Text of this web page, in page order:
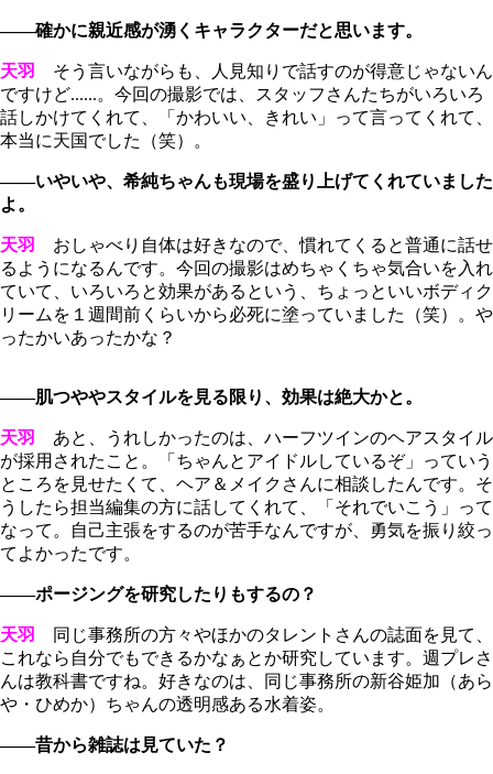
――確かに親近感が湧くキャラクターだと思います。
天羽
そう言いながらも、人見知りで話すのが得意じゃないん
ですけど......。今回の撮影では、スタッフさんたちがいろいろ
話しかけてくれて、「かわいい、きれい」って言ってくれて、
本当に天国でした（笑）。
――いやいや、希純ちゃんも現場を盛り上げてくれていました
よ。
天羽
おしゃべり自体は好きなので、慣れてくると普通に話せ
るようになるんです。今回の撮影はめちゃくちゃ気合いを入れ
ていて、いろいろと効果があるという、ちょっといいボディク
リームを１週間前くらいから必死に塗っていました（笑）。や
ったかいあったかな？
――肌つややスタイルを見る限り、効果は絶大かと。
天羽
あと、うれしかったのは、ハーフツインのヘアスタイル
が採用されたこと。「ちゃんとアイドルしているぞ」っていう
ところを見せたくて、ヘア＆メイクさんに相談したんです。そ
うしたら担当編集の方に話してくれて、「それでいこう」って
なって。自己主張をするのが苦手なんですが、勇気を振り絞っ
てよかったです。
――ポージングを研究したりもするの？
天羽
同じ事務所の方々やほかのタレントさんの誌面を見て、
これなら自分でもできるかなぁとか研究しています。週プレさ
んは教科書ですね。好きなのは、同じ事務所の新谷姫加（あら
や・ひめか）ちゃんの透明感ある水着姿。
――昔から雑誌は見ていた？